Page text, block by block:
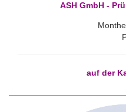
ASH GmbH -
auf der